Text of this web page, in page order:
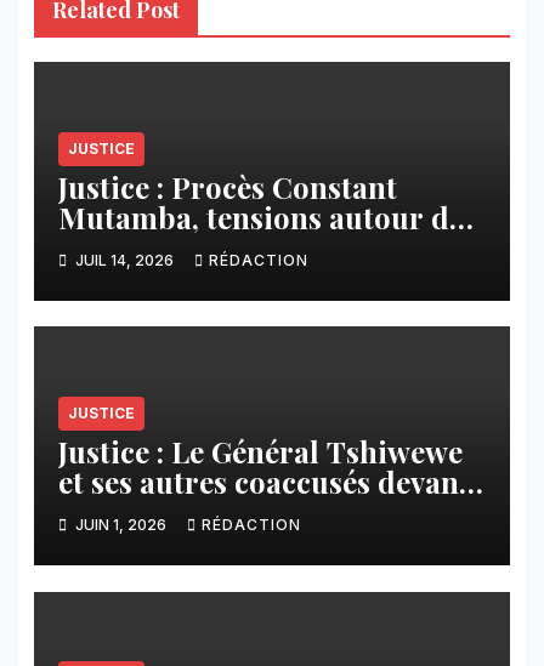
Related Post
JUSTICE
Justice : Procès Constant
Mutamba, tensions autour de
la procédure et renvoi au 27
juillet
JUIL 14, 2026 RÉDACTION
JUSTICE
Justice : Le Général Tshiwewe
et ses autres coaccusés devant
la cour militaire ce jeudi
JUIN 1, 2026 RÉDACTION